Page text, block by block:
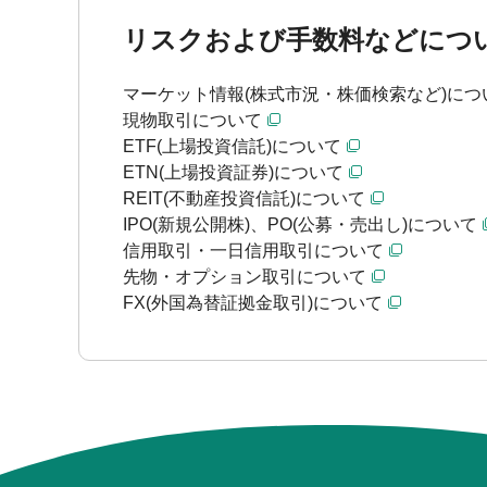
リスクおよび手数料などにつ
マーケット情報(株式市況・株価検索など)につ
現物取引について
ETF(上場投資信託)について
ETN(上場投資証券)について
REIT(不動産投資信託)について
IPO(新規公開株)、PO(公募・売出し)について
信用取引・一日信用取引について
先物・オプション取引について
FX(外国為替証拠金取引)について